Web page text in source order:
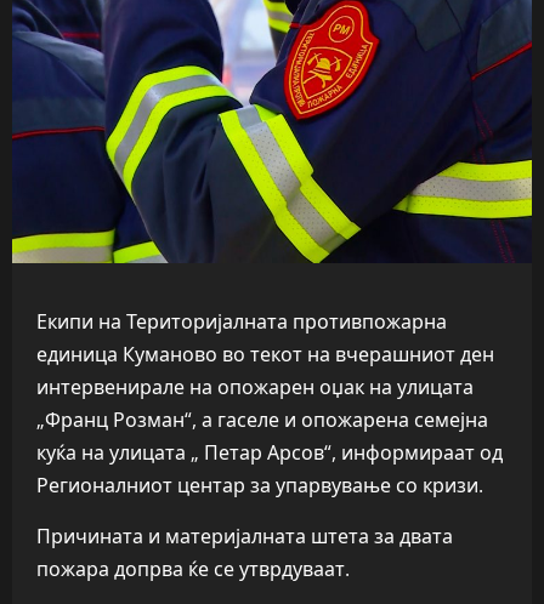
Екипи на Територијалната противпожарна
единица Куманово во текот на вчерашниот ден
интервенирале на опожарен оџак на улицата
„Франц Розман“, а гаселе и опожарена семејна
куќа на улицата „ Петар Арсов“, информираат од
Регионалниот центар за упарвување со кризи.
Причината и материјалната штета за двата
пожара допрва ќе се утврдуваат.